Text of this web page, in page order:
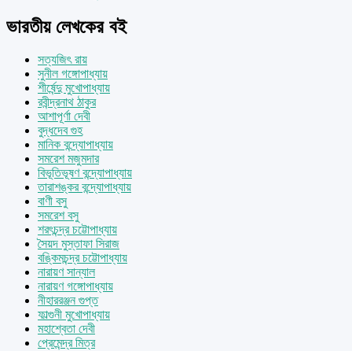
ভারতীয় লেখকের বই
সত্যজিৎ রায়
সুনীল গঙ্গোপাধ্যায়
শীর্ষেন্দু মুখোপাধ্যায়
রবীন্দ্রনাথ ঠাকুর
আশাপূর্ণা দেবী
বুদ্ধদেব গুহ
মানিক বন্দ্যোপাধ্যায়
সমরেশ মজুমদার
বিভূতিভূষণ বন্দ্যোপাধ্যায়
তারাশঙ্কর বন্দ্যোপাধ্যায়
বাণী বসু
সমরেশ বসু
শরৎচন্দ্র চট্টোপাধ্যায়
সৈয়দ মুস্তাফা সিরাজ
বঙ্কিমচন্দ্র চট্টোপাধ্যায়
নারায়ণ সান্যাল
নারায়ণ গঙ্গোপাধ্যায়
নীহাররঞ্জন গুপ্ত
ফাল্গুনী মুখোপাধ্যায়
মহাশ্বেতা দেবী
প্রেমেন্দ্র মিত্র